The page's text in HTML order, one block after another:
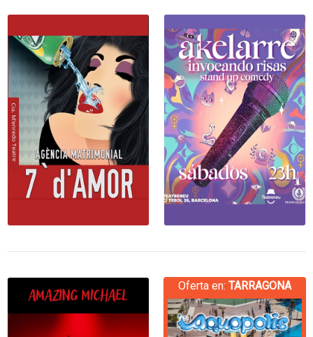
Oferta en: TARRAGONA